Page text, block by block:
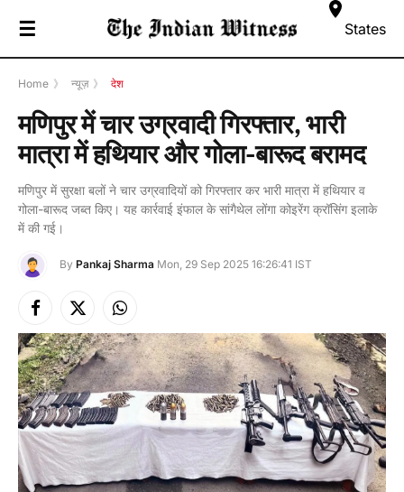
☰ States
Home 》 न्यूज़ 》 देश
मणिपुर में चार उग्रवादी गिरफ्तार, भारी
मात्रा में हथियार और गोला-बारूद बरामद
मणिपुर में सुरक्षा बलों ने चार उग्रवादियों को गिरफ्तार कर भारी मात्रा में हथियार व
गोला-बारूद जब्त किए। यह कार्रवाई इंफाल के सांगैथेल लोंगा कोइरेंग क्रॉसिंग इलाके
में की गई।
By Pankaj Sharma Mon, 29 Sep 2025 16:26:41 IST
Facebook
X
(Twitter)
Instagram